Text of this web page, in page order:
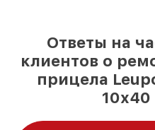
Ответы на
клиентов о
прицела
10x40